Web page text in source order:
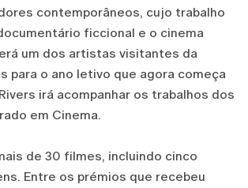
contemporâneos, cujo trabalho
ficcional e o cinema
um dos artistas visitantes da
para o ano letivo que agora começa
irá acompanhar os trabalhos dos
em Cinema.
de 30 filmes, incluindo cinco
Entre os prémios que recebeu